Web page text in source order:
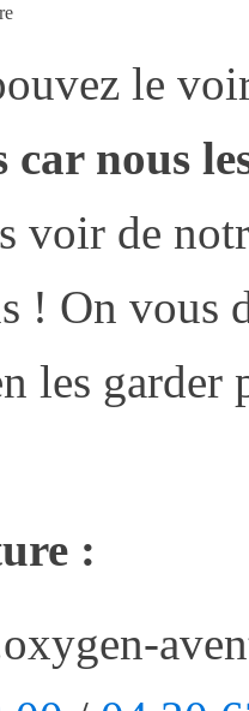
le
nous
voir de
! On vous
les
: